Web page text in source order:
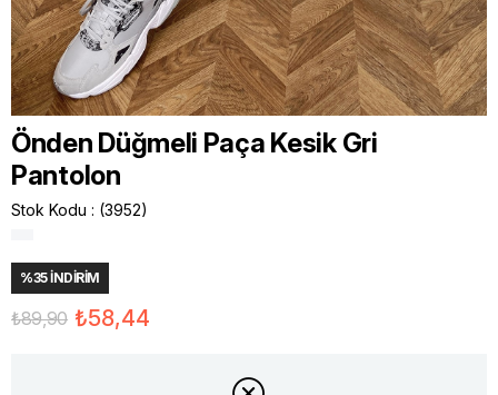
Önden Düğmeli Paça Kesik Gri
Pantolon
Stok Kodu (3952)
%35İNDIRIM
₺89,90 ₺58,44